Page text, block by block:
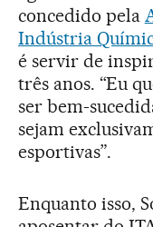
concedido pela
Indústria
é servir de
três anos. “Eu
ser bem-
sejam
esportivas”.
Enquanto isso,